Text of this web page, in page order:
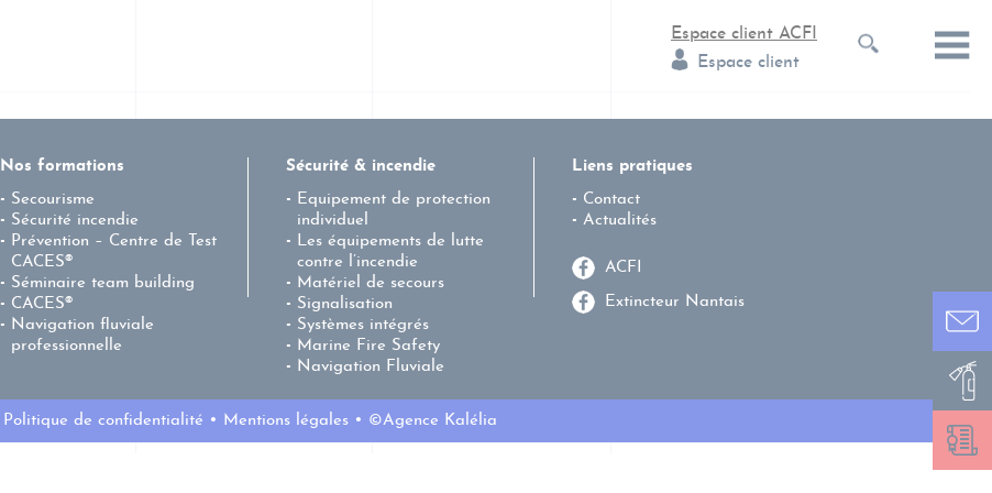
Espace client ACFI
Espace client
Nos formations
Secourisme
Sécurité incendie
Prévention – Centre de Test
CACES®
Séminaire team building
CACES®
Navigation fluviale
professionnelle
Sécurité & incendie
Equipement de protection
individuel
Les équipements de lutte
contre l’incendie
Matériel de secours
Signalisation
Systèmes intégrés
Marine Fire Safety
Navigation Fluviale
Liens pratiques
Contact
Actualités
ACFI
Extincteur Nantais
Politique de confidentialité Mentions légales ©Agence Kalélia